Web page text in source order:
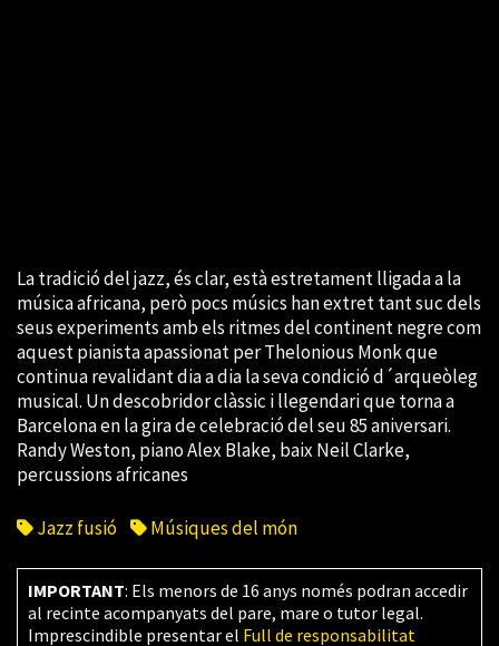
La tradició del jazz, és clar, està estretament lligada a la
música africana, però pocs músics han extret tant suc dels
seus experiments amb els ritmes del continent negre com
aquest pianista apassionat per Thelonious Monk que
continua revalidant dia a dia la seva condició d´arqueòleg
musical. Un descobridor clàssic i llegendari que torna a
Barcelona en la gira de celebració del seu 85 aniversari.
Randy Weston, piano Alex Blake, baix Neil Clarke,
percussions africanes
Jazz fusió Músiques del món
IMPORTANT: Els menors de 16 anys només podran accedir
al recinte acompanyats del pare, mare o tutor legal.
Imprescindible presentar el Full de responsabilitat